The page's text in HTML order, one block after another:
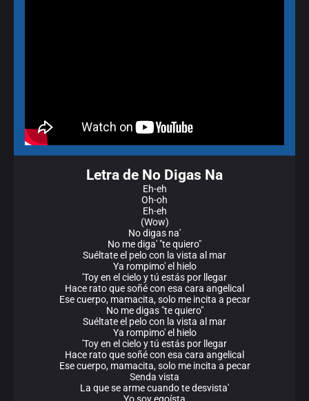
Letra de No Digas Na
Eh-eh
Oh-oh
Eh-eh
(Wow)
No digas na'
No me diga' "te quiero"
Suéltate el pelo con la vista al mar
Ya rompimo' el hielo
'Toy en el cielo y tú estás por llegar
Hace rato que soñé con esa cara angelical
Ese cuerpo, mamacita, solo me incita a pecar
No me digas "te quiero"
Suéltate el pelo con la vista al mar
Ya rompimo' el hielo
'Toy en el cielo y tú estás por llegar
Hace rato que soñé con esa cara angelical
Ese cuerpo, mamacita, solo me incita a pecar
Senda vista
La que se arme cuando te desvista'